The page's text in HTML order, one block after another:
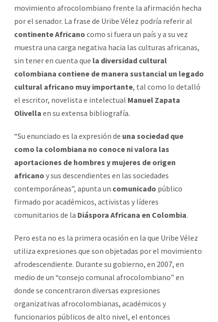
movimiento afrocolombiano frente la afirmación hecha
por el senador. La frase de Uribe Vélez podría referir al
continente Africano como si fuera un país y a su vez
muestra una carga negativa hacia las culturas africanas,
sin tener en cuenta que la diversidad cultural
colombiana contiene de manera sustancial un legado
cultural africano muy importante, tal como lo detalló
el escritor, novelista e intelectual Manuel Zapata
Olivella en su extensa bibliografía.
“Su enunciado es la expresión de una sociedad que
como la colombiana no conoce ni valora las
aportaciones de hombres y mujeres de origen
africano y sus descendientes en las sociedades
contemporáneas”, apunta un comunicado público
firmado por académicos, activistas y líderes
comunitarios de la Diáspora Africana en Colombia.
Pero esta no es la primera ocasión en la que Uribe Vélez
utiliza expresiones que son objetadas por el movimiento
afrodescendiente. Durante su gobierno, en 2007, en
medio de un “consejo comunal afrocolombiano” en
donde se concentraron diversas expresiones
organizativas afrocolombianas, académicos y
funcionarios públicos de alto nivel, el entonces